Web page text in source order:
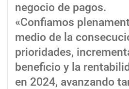
negocio de pagos.
«Confiamos
medio de la
prioridades,
beneficio y la
en 2024, avanzando